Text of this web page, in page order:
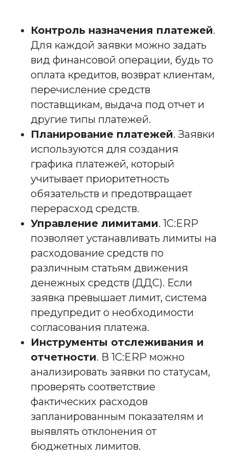
Контроль назначения платежей.
Для каждой заявки можно задать
вид финансовой операции, будь то
оплата кредитов, возврат клиентам,
перечисление средств
поставщикам, выдача под отчет и
другие типы платежей.
Планирование платежей. Заявки
используются для создания
графика платежей, который
учитывает приоритетность
обязательств и предотвращает
перерасход средств.
Управление лимитами. 1С:ERP
позволяет устанавливать лимиты на
расходование средств по
различным статьям движения
денежных средств (ДДС). Если
заявка превышает лимит, система
предупредит о необходимости
согласования платежа.
Инструменты отслеживания и
отчетности. В 1С:ERP можно
анализировать заявки по статусам,
проверять соответствие
фактических расходов
запланированным показателям и
выявлять отклонения от
бюджетных лимитов.